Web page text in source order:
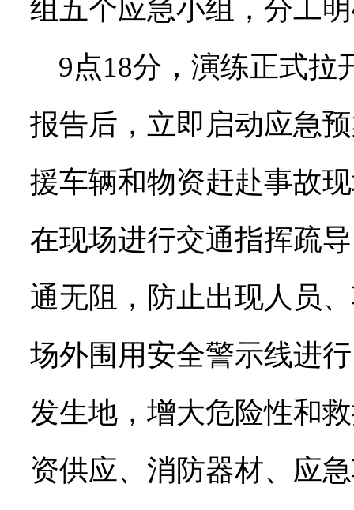
组五个应急小组，分工
9点18分，演练正式拉
报告后，立即启动应急
援车辆和物资赶赴事故
在现场进行交通指挥疏
通无阻，防止出现人员
场外围用安全警示线进
发生地，增大危险性和
资供应、消防器材、应